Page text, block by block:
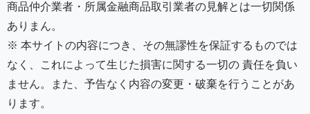
商品仲介業者・所属金融商品取引業者の見解とは一切関係
ありまん。
※ 本サイトの内容につき、その無謬性を保証するものでは
なく、これによって生じた損害に関する一切の 責任を負い
ません。また、予告なく内容の変更・破棄を行うことがあ
ります。